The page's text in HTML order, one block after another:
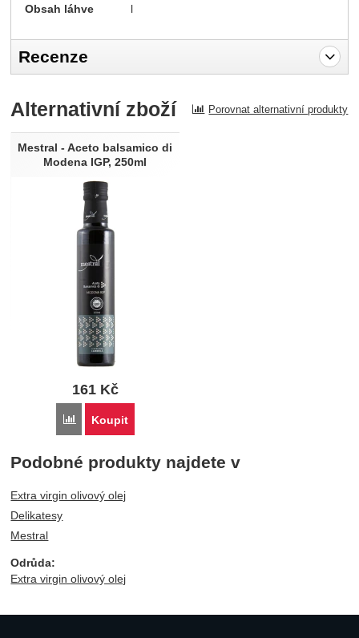
Obsah láhve l
Recenze
Recenze
Nebyla přidána žádná recenze.
Alternativní zboží Porovnat alternativní produkty
Mestral - Aceto balsamico di
Modena IGP, 250ml
161 Kč
Porovnat
Koupit
Podobné produkty najdete v
Extra virgin olivový olej
Delikatesy
Mestral
Odrůda:
Extra virgin olivový olej